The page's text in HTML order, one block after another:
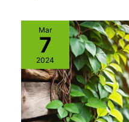
Mar
7
2024